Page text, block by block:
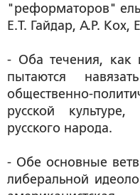
"реформаторов"
Е.Т. Гайдар, А.Р. Кох,
- Оба течения, как
пытаются
общественно-
русской
русского народа.
- Обе основные
либеральной